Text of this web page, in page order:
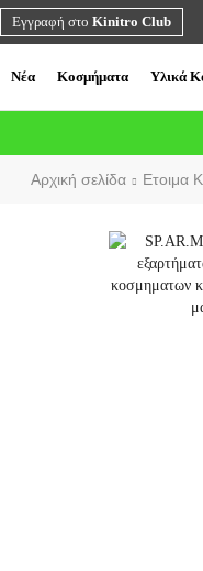
Εγγραφή στο Kinitro Club
Νέα Κοσμήματα Υλικά
Αρχική σελίδα Ετοιμα